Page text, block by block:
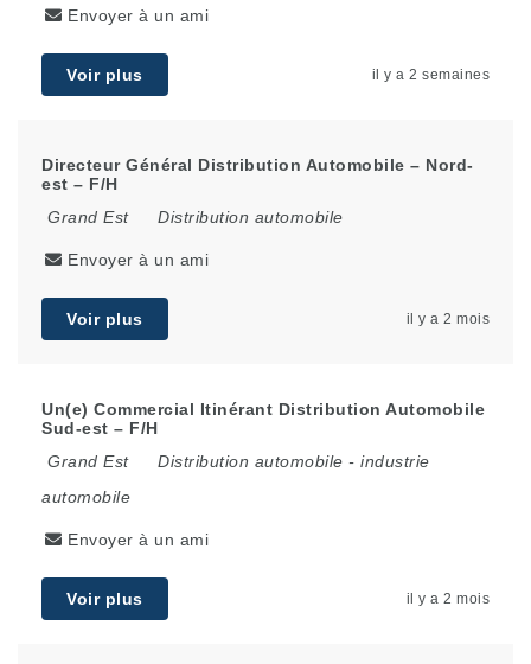
Envoyer à un ami
Voir plus il y a 2 semaines
Directeur Général Distribution Automobile – Nord-
est – F/H
Grand Est
Distribution automobile
Envoyer à un ami
Voir plus il y a 2 mois
Un(e) Commercial Itinérant Distribution Automobile
Sud-est – F/H
Grand Est
Distribution automobile - industrie
automobile
Envoyer à un ami
Voir plus il y a 2 mois